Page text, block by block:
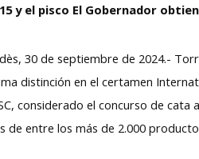
y el pisco El Gobernador
30 de septiembre de 2024.-
distinción en el certamen
considerado el concurso de
de entre los más de 2.000